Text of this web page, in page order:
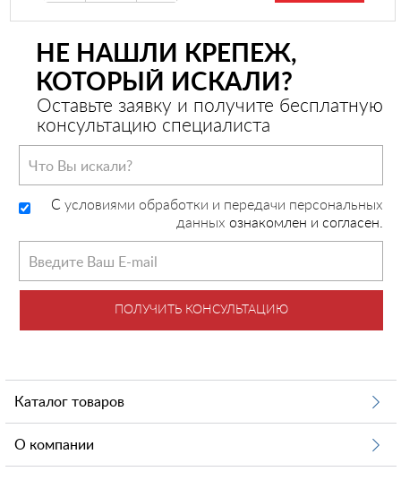
НЕ НАШЛИ КРЕПЕЖ,
КОТОРЫЙ ИСКАЛИ?
Оставьте заявку и получите бесплатную
консультацию специалиста
C условиями обработки и передачи персональных
данных ознакомлен и согласен.
ПОЛУЧИТЬ КОНСУЛЬТАЦИЮ
Каталог товаров
О компании